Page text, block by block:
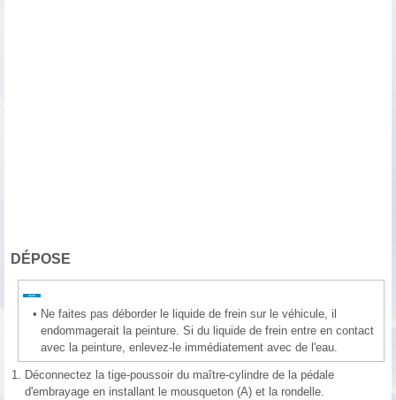
DÉPOSE
• Ne faites pas déborder le liquide de frein sur le véhicule, il
endommagerait la peinture. Si du liquide de frein entre en contact
avec la peinture, enlevez-le immédiatement avec de l'eau.
1. Déconnectez la tige-poussoir du maître-cylindre de la pédale
d'embrayage en installant le mousqueton (A) et la rondelle.